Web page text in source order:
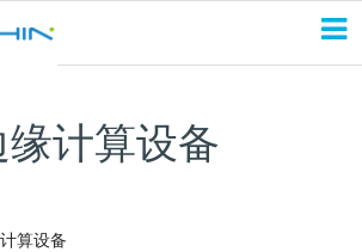
计算设备
算设备